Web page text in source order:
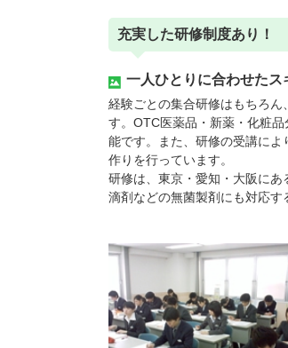
充実した研修制度あり！
一人ひとりに合わせたス
経験ごとの集合研修はもちろん
す。OTC医薬品・新薬・化粧
能です。また、研修の受講に
作りを行っています。
研修は、東京・愛知・大阪に
滴剤などの無菌製剤にも対応す